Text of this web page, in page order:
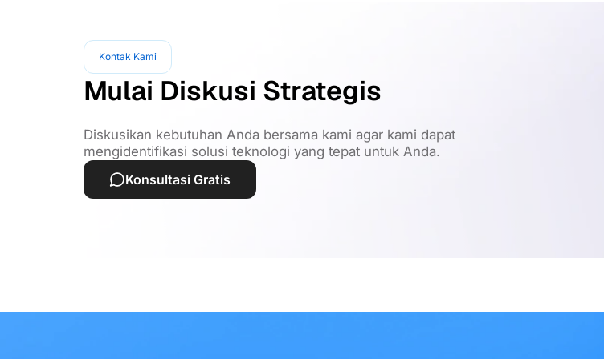
Kontak Kami
Mulai Diskusi Strategis
Diskusikan kebutuhan Anda bersama kami agar kami dapat
mengidentifikasi solusi teknologi yang tepat untuk Anda.
Konsultasi Gratis